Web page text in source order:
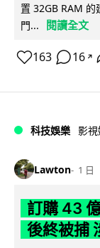
置 32GB RAM 的
門...
閱讀全文
163 16 ↗
科技娛樂 影
Lawton 1 日
訂購 43
後終被捕